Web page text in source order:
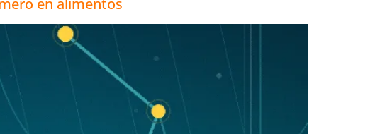
en alimentos